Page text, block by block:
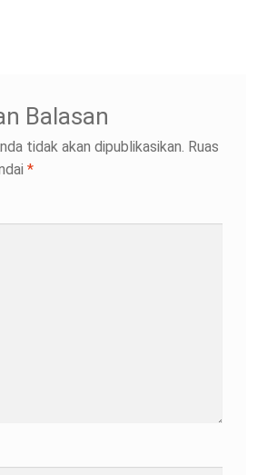
Balasan
tidak akan dipublikasikan. Ruas
*